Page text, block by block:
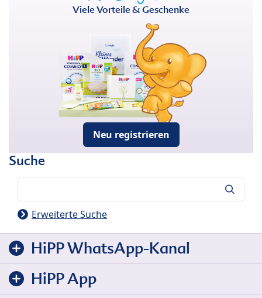
Viele Vorteile & Geschenke
Neu registrieren
Suche
Erweiterte Suche
HiPP WhatsApp-Kanal
HiPP App